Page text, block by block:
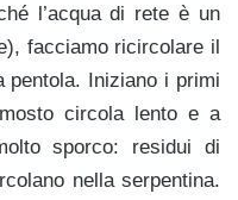
l’acqua di rete è un
facciamo ricircolare il
pentola. Iniziano i primi
circola lento e a
sporco: residui di
nella serpentina.